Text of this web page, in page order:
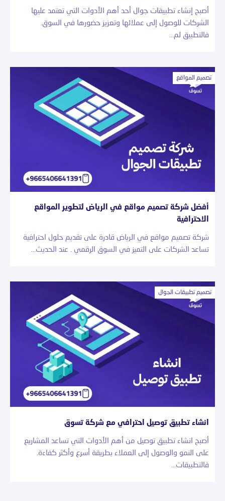
أصبح إنشاء تطبيقات جوال أحد أهم الأدوات التي تعتمد عليها
الشركات للوصول إلى عملائها وتعزيز حضورها في السوق.
فالتطبيق لم…
تصميم المواقع
أفضل شركة تصميم مواقع في الرياض لتطوير المواقع
الاحترافية
شركة تصميم مواقع في الرياض قادرة على تقديم حلول احترافية
تساعد الشركات على التميز في السوق الرقمي . عند الحديث…
تصميم تطبيقات الجوال
انشاء تطبيق توصيل احترافي مع شركة تسوق
أصبح انشاء تطبيق توصيل من أهم الأدوات التي تساعد المشاريع
على النمو والوصول إلى العملاء بطريقة أسرع وأكثر كفاءة.
فالتطبيقات…